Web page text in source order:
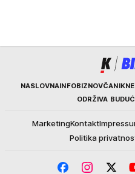
KurirNASLOVNAINFOBIZNOVČANIK
ODRŽIVA
MarketingKontakt
Politika